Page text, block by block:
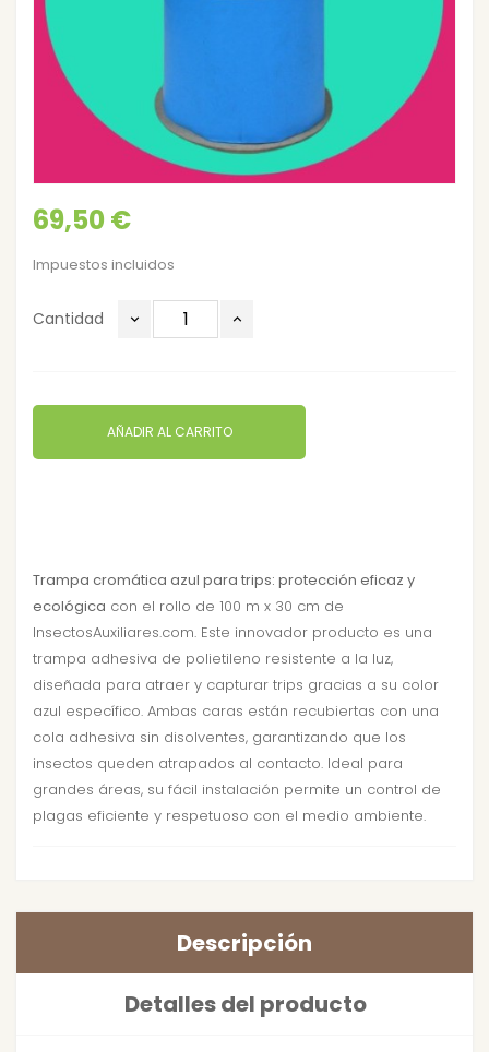
69,50 €
Impuestos incluidos
Cantidad
AÑADIR AL CARRITO
Trampa cromática azul para trips: protección eficaz y
ecológica con el rollo de 100 m x 30 cm de
InsectosAuxiliares.com. Este innovador producto es una
trampa adhesiva de polietileno resistente a la luz,
diseñada para atraer y capturar trips gracias a su color
azul específico. Ambas caras están recubiertas con una
cola adhesiva sin disolventes, garantizando que los
insectos queden atrapados al contacto. Ideal para
grandes áreas, su fácil instalación permite un control de
plagas eficiente y respetuoso con el medio ambiente.
Descripción
Detalles del producto